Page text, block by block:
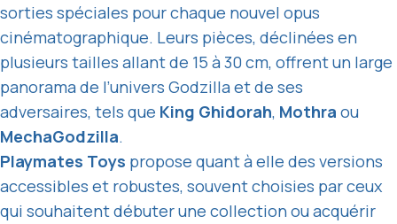
sorties spéciales pour chaque nouvel opus
cinématographique. Leurs pièces, déclinées en
plusieurs tailles allant de 15 à 30 cm, offrent un large
panorama de l’univers Godzilla et de ses
adversaires, tels que King Ghidorah, Mothra ou
MechaGodzilla.
Playmates Toys propose quant à elle des versions
accessibles et robustes, souvent choisies par ceux
qui souhaitent débuter une collection ou acquérir